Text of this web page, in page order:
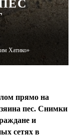
Хатико»
прямо на
пес. Снимки
и
сетях в